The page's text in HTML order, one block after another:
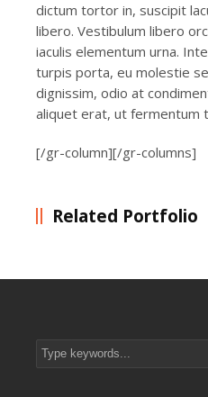
dictum tortor in, suscipit
libero. Vestibulum libero
iaculis elementum urna.
turpis porta, eu molestie
dignissim, odio at
aliquet erat, ut fermentum
[/gr-column][/gr-columns]
Related Portfolio